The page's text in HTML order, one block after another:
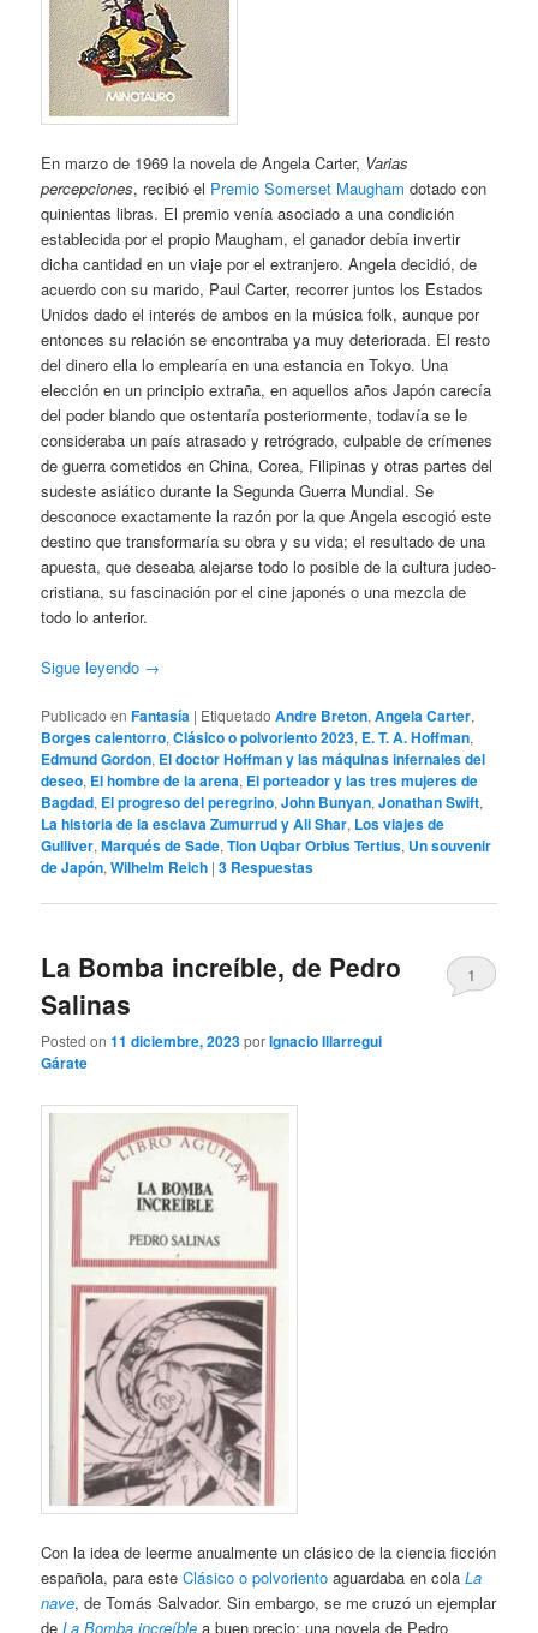
En marzo de 1969 la novela de Angela Carter, Varias
percepciones, recibió el Premio Somerset Maugham dotado con
quinientas libras. El premio venía asociado a una condición
establecida por el propio Maugham, el ganador debía invertir
dicha cantidad en un viaje por el extranjero. Angela decidió, de
acuerdo con su marido, Paul Carter, recorrer juntos los Estados
Unidos dado el interés de ambos en la música folk, aunque por
entonces su relación se encontraba ya muy deteriorada. El resto
del dinero ella lo emplearía en una estancia en Tokyo. Una
elección en un principio extraña, en aquellos años Japón carecía
del poder blando que ostentaría posteriormente, todavía se le
consideraba un país atrasado y retrógrado, culpable de crímenes
de guerra cometidos en China, Corea, Filipinas y otras partes del
sudeste asiático durante la Segunda Guerra Mundial. Se
desconoce exactamente la razón por la que Angela escogió este
destino que transformaría su obra y su vida; el resultado de una
apuesta, que deseaba alejarse todo lo posible de la cultura judeo-
cristiana, su fascinación por el cine japonés o una mezcla de
todo lo anterior.
Sigue leyendo →
Publicado en Fantasía | Etiquetado Andre Breton,Angela Carter,
Borges calentorro,Clásico o polvoriento 2023, E. T. A. Hoffman,
Edmund Gordon, El doctor Hoffman y las máquinas infernales del
deseo, El hombre de la arena, El porteador y las tres mujeres de
Bagdad, El progreso del peregrino,John Bunyan,Jonathan Swift,
La historia de la esclava Zumurrud y Ali Shar, Los viajes de
Gulliver,Marqués de Sade,Tlon Uqbar Orbius Tertius, Un souvenir
de Japón,Wilhelm Reich |3 Respuestas
La Bomba increíble, de Pedro
Salinas
Posted on11 diciembre, 2023porIgnacio Illarregui
Gárate
1
Con la idea de leerme anualmente un clásico de la ciencia ficción
española, para esteClásico o polvoriento aguardaba en colaLa
nave, de Tomás Salvador. Sin embargo, se me cruzó un ejemplar
deLa Bomba increíblea buen precio; una novela de Pedro